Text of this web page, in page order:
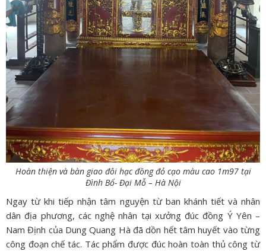
Hoàn thiện và bàn giao đôi hạc đồng đỏ cạo màu cao 1m97 tại
Đình Bổ- Đại Mỗ – Hà Nội
Ngay từ khi tiếp nhận tâm nguyện từ ban khánh tiết và nhân
dân địa phương, các nghệ nhân tại xưởng đúc đồng Ý Yên –
Nam Định của Dung Quang Hà đã dồn hết tâm huyết vào từng
công đoạn chế tác. Tác phẩm được đúc hoàn toàn thủ công từ